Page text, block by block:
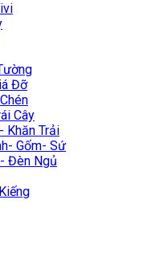
Đỡ
Cây
Khăn Trải
Gốm- Sứ
Đèn Ngủ